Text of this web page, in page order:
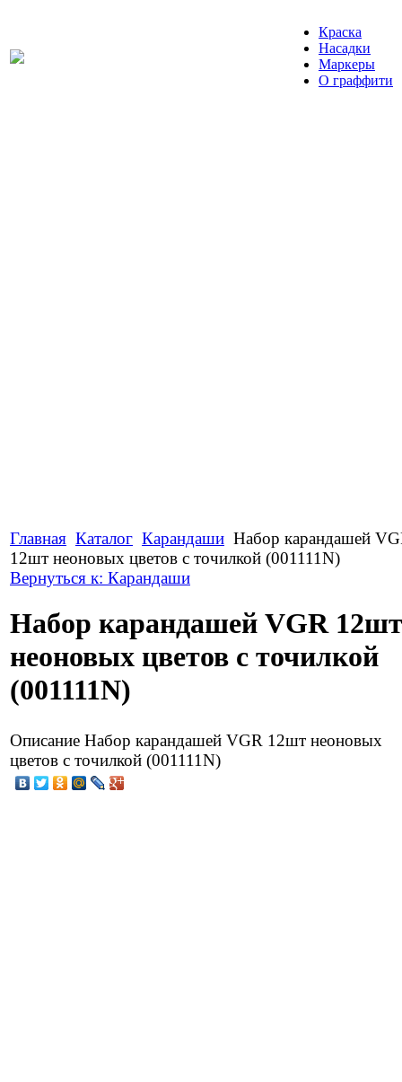
Краска
Насадки
Маркеры
О граффити
Главная Каталог Карандаши Набор карандашей
12шт неоновых цветов с точилкой (001111N)
Вернуться к: Карандаши
Набор карандашей VGR 12шт
неоновых цветов с точилкой
(001111N)
Описание Набор карандашей VGR 12шт неоновых
цветов с точилкой (001111N)